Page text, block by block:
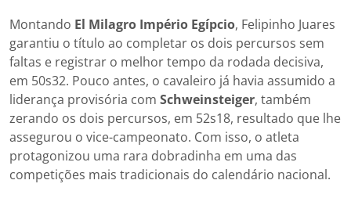
Montando El Milagro Império Egípcio, Felipinho Juares
garantiu o título ao completar os dois percursos sem
faltas e registrar o melhor tempo da rodada decisiva,
em 50s32. Pouco antes, o cavaleiro já havia assumido a
liderança provisória com Schweinsteiger, também
zerando os dois percursos, em 52s18, resultado que lhe
assegurou o vice-campeonato. Com isso, o atleta
protagonizou uma rara dobradinha em uma das
competições mais tradicionais do calendário nacional.